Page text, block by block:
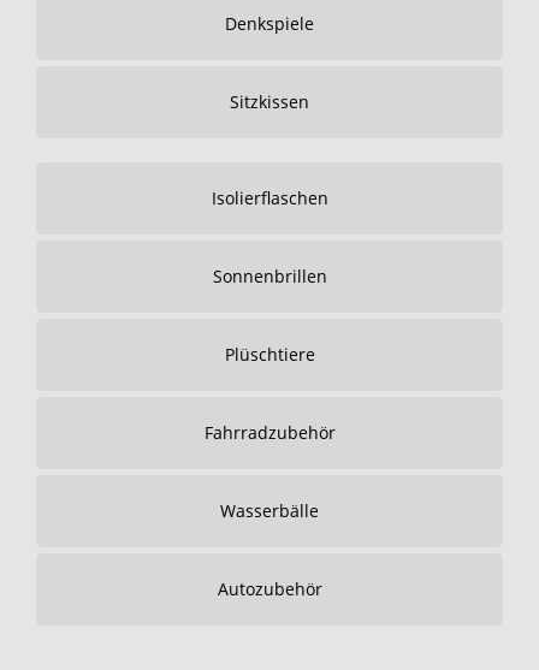
Denkspiele
Sitzkissen
Isolierflaschen
Sonnenbrillen
Plüschtiere
Fahrradzubehör
Wasserbälle
Autozubehör